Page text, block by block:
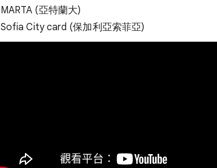
MARTA (亞特蘭大)
Sofia City card (保加利亞索菲亞)